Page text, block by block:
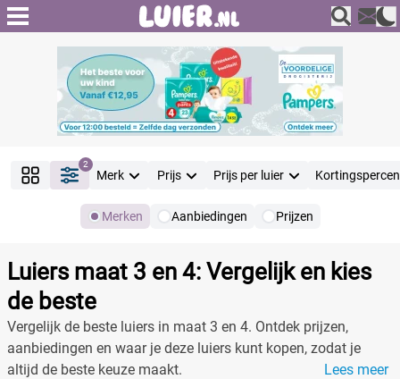
2
Merk Prijs Prijs per luier
Merken Aanbiedingen Prijzen
Filter Reset alle filters
Merk
Luiers maat 3 en 4: Vergelijk en kies
de beste
Vergelijk de beste luiers in maat 3 en 4. Ontdek prijzen,
aanbiedingen en waar je deze luiers kunt kopen, zodat je
altijd de beste keuze maakt.
Lees meer